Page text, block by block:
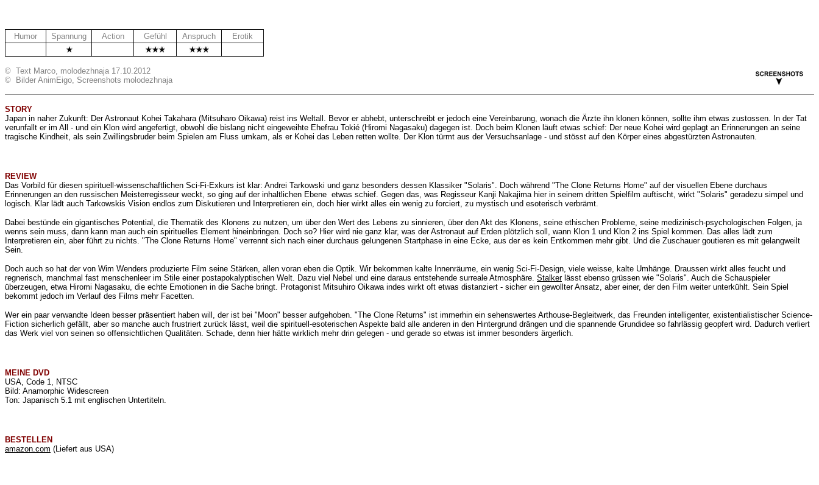
Humor Spannung Action Gefühl Anspruch
Erotik
© Text Marco, molodezhnaja 17.10.2012
© Bilder AnimEigo, Screenshots molodezhnaja
STORY
Japan in naher Zukunft: Der Astronaut Kohei Takahara (Mitsuharo Oikawa) reist ins Weltall. Bevor er abhebt, unterschreibt er jedoch eine Vereinbarung, wonach die Ärzte ihn klonen können, sollte ihm etwas zustossen. In der Tat
verunfallt er im All - und ein Klon wird angefertigt, obwohl die bislang nicht eingeweihte Ehefrau Tokié (Hiromi Nagasaku) dagegen ist. Doch beim Klonen läuft etwas schief: Der neue Kohei wird geplagt an Erinnerungen an seine
tragische Kindheit, als sein Zwillingsbruder beim Spielen am Fluss umkam, als er Kohei das Leben retten wollte. Der Klon türmt aus der Versuchsanlage - und stösst auf den Körper eines abgestürzten Astronauten.
REVIEW
Das Vorbild für diesen spirituell-wissenschaftlichen Sci-Fi-Exkurs ist klar: Andrei Tarkowski und ganz besonders dessen Klassiker "Solaris". Doch während "The Clone Returns Home" auf der visuellen Ebene durchaus
Erinnerungen an den russischen Meisterregisseur weckt, so ging auf der inhaltlichen Ebene etwas schief. Gegen das, was Regisseur Kanji Nakajima hier in seinem dritten Spielfilm auftischt, wirkt "Solaris" geradezu simpel und
logisch. Klar lädt auch Tarkowskis Vision endlos zum Diskutieren und Interpretieren ein, doch hier wirkt alles ein wenig zu forciert, zu mystisch und esoterisch verbrämt.
Dabei bestünde ein gigantisches Potential, die Thematik des Klonens zu nutzen, um über den Wert des Lebens zu sinnieren, über den Akt des Klonens, seine ethischen Probleme, seine medizinisch-psychologischen Folgen, ja
wenns sein muss, dann kann man auch ein spirituelles Element hineinbringen. Doch so? Hier wird nie ganz klar, was der Astronaut auf Erden plötzlich soll, wann Klon 1 und Klon 2 ins Spiel kommen. Das alles lädt zum
Interpretieren ein, aber führt zu nichts. "The Clone Returns Home" verrennt sich nach einer durchaus gelungenen Startphase in eine Ecke, aus der es kein Entkommen mehr gibt. Und die Zuschauer goutieren es mit gelangweilt
Sein.
Doch auch so hat der von Wim Wenders produzierte Film seine Stärken, allen voran eben die Optik. Wir bekommen kalte Innenräume, ein wenig Sci-Fi-Design, viele weisse, kalte Umhänge. Draussen wirkt alles feucht und
regnerisch, manchmal fast menschenleer im Stile einer postapokalyptischen Welt. Dazu viel Nebel und eine daraus entstehende surreale Atmosphäre. Stalkerlässt ebenso grüssen wie "Solaris". Auch die Schauspieler
überzeugen, etwa Hiromi Nagasaku, die echte Emotionen in die Sache bringt. Protagonist Mitsuhiro Oikawa indes wirkt oft etwas distanziert - sicher ein gewollter Ansatz, aber einer, der den Film weiter unterkühlt. Sein Spiel
bekommt jedoch im Verlauf des Films mehr Facetten.
Wer ein paar verwandte Ideen besser präsentiert haben will, der ist bei "Moon" besser aufgehoben. "The Clone Returns" ist immerhin ein sehenswertes Arthouse-Begleitwerk, das Freunden intelligenter, existentialistischer Science-
Fiction sicherlich gefällt, aber so manche auch frustriert zurück lässt, weil die spirituell-esoterischen Aspekte bald alle anderen in den Hintergrund drängen und die spannende Grundidee so fahrlässig geopfert wird. Dadurch verliert
das Werk viel von seinen so offensichtlichen Qualitäten. Schade, denn hier hätte wirklich mehr drin gelegen - und gerade so etwas ist immer besonders ärgerlich.
MEINE DVD
USA, Code 1, NTSC
Bild: Anamorphic Widescreen
Ton: Japanisch 5.1 mit englischen Untertiteln.
BESTELLEN
amazon.com (Liefert aus USA)